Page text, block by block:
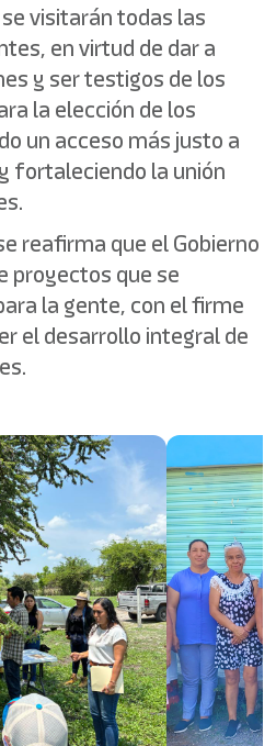
visitarán todas las
en virtud de dar a
y ser testigos de los
la elección de los
un acceso más justo a
fortaleciendo la unión
reafirma que el Gobierno
proyectos que se
la gente, con el firme
el desarrollo integral de